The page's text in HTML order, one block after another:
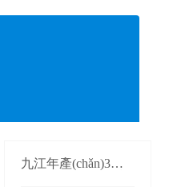
九江年產(chǎn)3萬